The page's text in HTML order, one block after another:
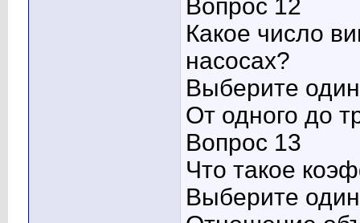
Вопрос 12
Какое число
насосах?
Выберите
От одного до
Вопрос 13
Что такое
Выберите